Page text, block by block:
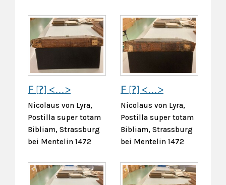
F [?] <…>
Nicolaus von Lyra,
Postilla super totam
Bibliam, Strassburg
bei Mentelin 1472
F [?] <…>
Nicolaus von Lyra,
Postilla super totam
Bibliam, Strassburg
bei Mentelin 1472